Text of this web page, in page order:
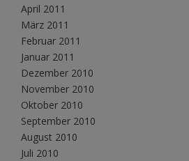
April 2011
März 2011
Februar 2011
Januar 2011
Dezember 2010
November 2010
Oktober 2010
September 2010
August 2010
Juli 2010